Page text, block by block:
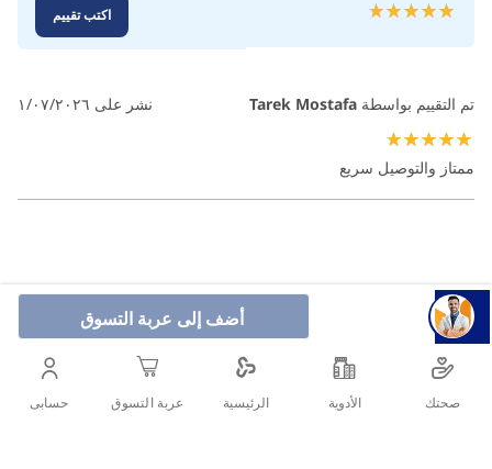
أضف إلى عربة التسوق
تقييم:
اكتب تقييم
تم التقييم بواسطة Tarek Mostafa نشر على ١/٠٧/٢٠٢٦
ممتاز والتوصيل سريع
صحتك الأدوية الرئيسية عربة التسوق حسابى